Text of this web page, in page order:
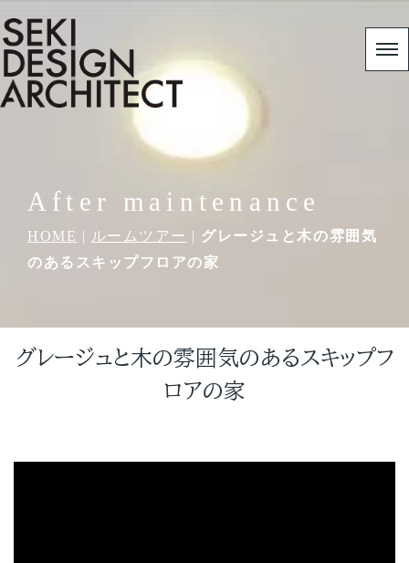
After maintenance
HOME | ルームツアー | グレージュと木の雰囲気
のあるスキップフロアの家
グレージュと木の雰囲気のあるスキップフ
ロアの家